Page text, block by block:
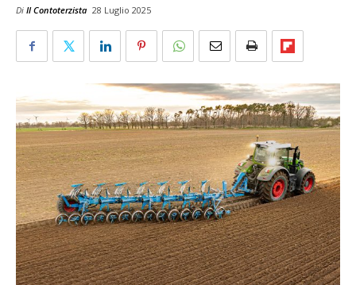
Di Il Contoterzista 28 Luglio 2025